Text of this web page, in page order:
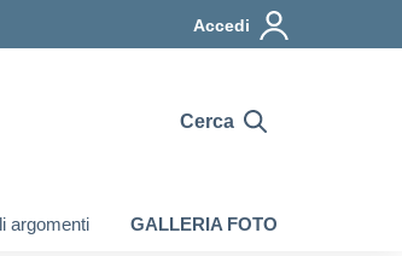
Accedi
Cerca
argomenti GALLERIA FOTO